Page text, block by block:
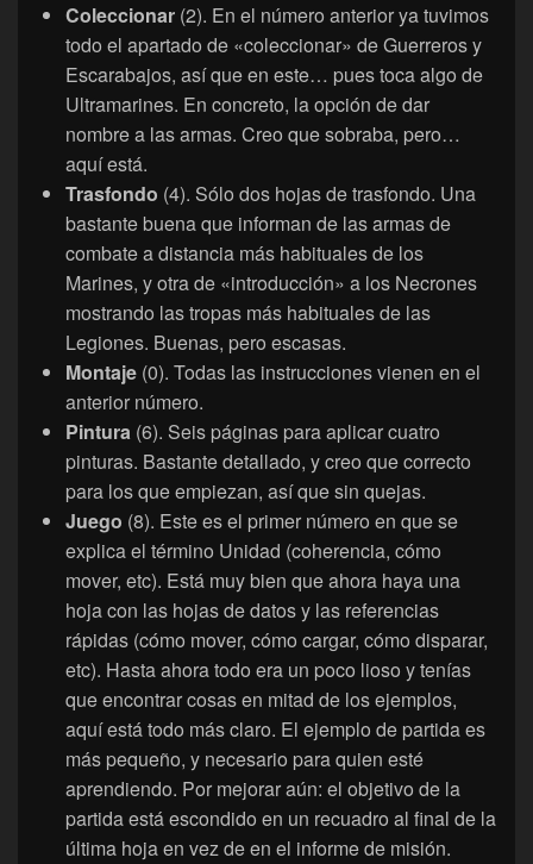
Coleccionar (2). En el número anterior ya tuvimos
todo el apartado de «coleccionar» de Guerreros y
Escarabajos, así que en este… pues toca algo de
Ultramarines. En concreto, la opción de dar
nombre a las armas. Creo que sobraba, pero…
aquí está.
Trasfondo (4). Sólo dos hojas de trasfondo. Una
bastante buena que informan de las armas de
combate a distancia más habituales de los
Marines, y otra de «introducción» a los Necrones
mostrando las tropas más habituales de las
Legiones. Buenas, pero escasas.
Montaje (0). Todas las instrucciones vienen en el
anterior número.
Pintura (6). Seis páginas para aplicar cuatro
pinturas. Bastante detallado, y creo que correcto
para los que empiezan, así que sin quejas.
Juego (8). Este es el primer número en que se
explica el término Unidad (coherencia, cómo
mover, etc). Está muy bien que ahora haya una
hoja con las hojas de datos y las referencias
rápidas (cómo mover, cómo cargar, cómo disparar,
etc). Hasta ahora todo era un poco lioso y tenías
que encontrar cosas en mitad de los ejemplos,
aquí está todo más claro. El ejemplo de partida es
más pequeño, y necesario para quien esté
aprendiendo. Por mejorar aún: el objetivo de la
partida está escondido en un recuadro al final de la
última hoja en vez de en el informe de misión.